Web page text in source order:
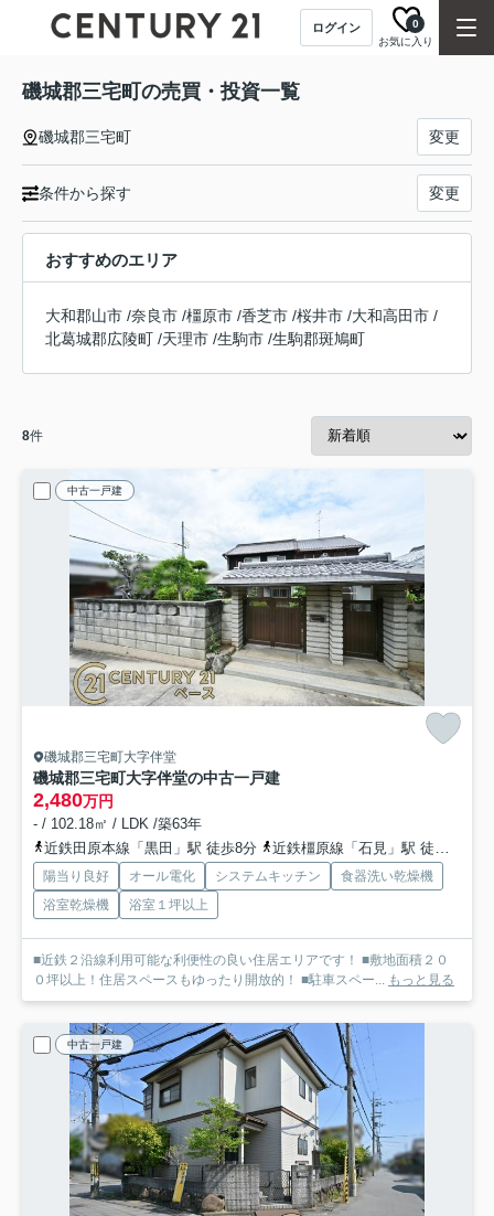
ログイン
お気に入り
0
磯城郡三宅町の売買・投資一覧
磯城郡三宅町 変更
条件から探す 変更
おすすめのエリア
大和郡山市 /奈良市 /橿原市 /香芝市 /桜井市 /大和高田市 /
北葛城郡広陵町 /天理市 /生駒市 /生駒郡斑鳩町
8件
中古一戸建
磯城郡三宅町大字伴堂
磯城郡三宅町大字伴堂の中古一戸建
2,480万円
- / 102.18㎡ / LDK /築63年
近鉄田原本線「黒田」駅 徒歩8分
近鉄橿原線「石見」駅 徒歩15分
陽当り良好 オール電化 システムキッチン
食器洗い乾燥機
浴室乾燥機
浴室１坪以上
■近鉄２沿線利用可能な利便性の良い住居エリアです！ ■敷地面積２０
０坪以上！住居スペースもゆったり開放的！ ■駐車スペー... もっと見る
中古一戸建